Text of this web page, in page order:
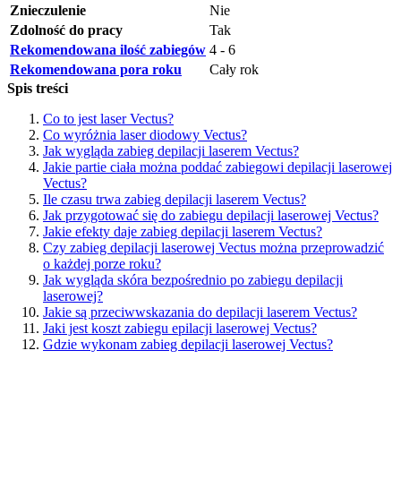
Znieczulenie
Nie
Zdolność do pracy
Tak
Rekomendowana ilość zabiegów 4 - 6
Rekomendowana pora roku
Cały rok
Spis treści
Co to jest laser Vectus?
Co wyróżnia laser diodowy Vectus?
Jak wygląda zabieg depilacji laserem Vectus?
Jakie partie ciała można poddać zabiegowi depilacji laserowej
Vectus?
Ile czasu trwa zabieg depilacji laserem Vectus?
Jak przygotować się do zabiegu depilacji laserowej Vectus?
Jakie efekty daje zabieg depilacji laserem Vectus?
Czy zabieg depilacji laserowej Vectus można przeprowadzić
o każdej porze roku?
Jak wygląda skóra bezpośrednio po zabiegu depilacji
laserowej?
Jakie są przeciwwskazania do depilacji laserem Vectus?
Jaki jest koszt zabiegu epilacji laserowej Vectus?
Gdzie wykonam zabieg depilacji laserowej Vectus?